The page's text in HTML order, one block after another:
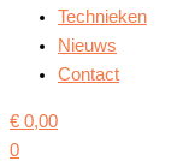
Technieken
Nieuws
Contact
€ 0,00
0